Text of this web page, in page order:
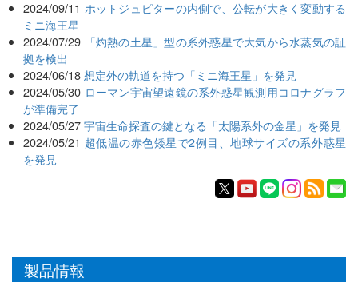
2024/09/11 ホットジュピターの内側で、公転が大きく変動する
ミニ海王星
2024/07/29
「灼熱の土星」型の系外惑星で大気から水蒸気の証
拠を検出
2024/06/18 想定外の軌道を持つ「ミニ海王星」を発見
2024/05/30 ローマン宇宙望遠鏡の系外惑星観測用コロナグラフ
が準備完了
2024/05/27 宇宙生命探査の鍵となる「太陽系外の金星」を発見
2024/05/21 超低温の赤色矮星で2例目、地球サイズの系外惑星
を発見
製品情報